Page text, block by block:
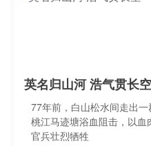
英名归山河 浩气贯长空
77年前，白山松水间走出
桃江马迹塘浴血阻击，以
官兵壮烈牺牲